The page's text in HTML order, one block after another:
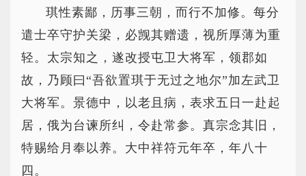
琪性素鄙，历事三朝，而行不加修。每分
遣士卒守护关梁，必觊其赠遗，视所厚薄为重
轻。太宗知之，遂改授屯卫大将军，领郡如
故，乃顾曰“吾欲置琪于无过之地尔”加左武卫
大将军。景德中，以老且病，表求五日一赴起
居，俄为台谏所纠，令赴常参。真宗念其旧，
特赐给月奉以养。大中祥符元年卒，年八十
四。